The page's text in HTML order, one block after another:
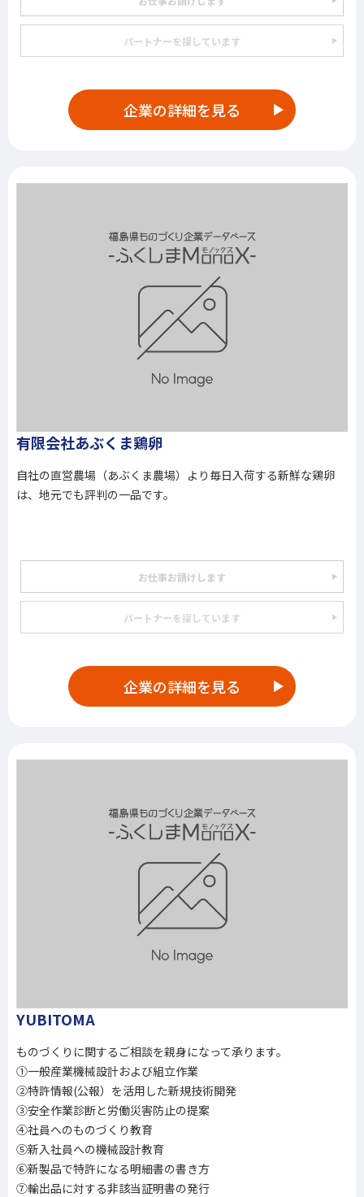
パートナーを探しています
企業の詳細を見る
有限会社あぶくま鶏卵
自社の直営農場（あぶくま農場）より毎日入荷する新鮮な鶏卵
は、地元でも評判の一品です。
お仕事お請けします
パートナーを探しています
企業の詳細を見る
YUBITOMA
ものづくりに関するご相談を親身になって承ります。
①一般産業機械設計および組立作業
②特許情報(公報）を活用した新規技術開発
③安全作業診断と労働災害防止の提案
④社員へのものづくり教育
⑤新入社員への機械設計教育
⑥新製品で特許になる明細書の書き方
⑦輸出品に対する非該当証明書の発行